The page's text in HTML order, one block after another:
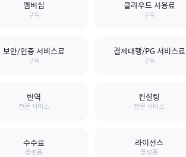
멤버십
구독
클라우드 사용료
구독
보안/인증 서비스료
구독
결제대행/PG 서비스료
구독
번역
전문 서비스
컨설팅
전문 서비스
수수료
플랫폼
라이선스
플랫폼